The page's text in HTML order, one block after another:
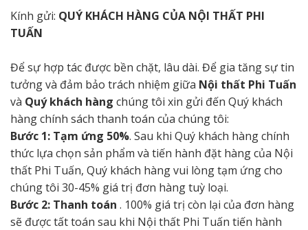
Kính gửi: QUÝ KHÁCH HÀNG CỦA NỘI THẤT PHI
TUẤN
Để sự hợp tác được bền chặt, lâu dài. Để gia tăng sự tin
tưởng và đảm bảo trách nhiệm giữa Nội thất Phi Tuấn
và Quý khách hàng chúng tôi xin gửi đến Quý khách
hàng chính sách thanh toán của chúng tôi:
Bước 1: Tạm ứng 50%. Sau khi Quý khách hàng chính
thức lựa chọn sản phẩm và tiến hành đặt hàng của Nội
thất Phi Tuấn, Quý khách hàng vui lòng tạm ứng cho
chúng tôi 30-45% giá trị đơn hàng tuỳ loại.
Bước 2: Thanh toán . 100% giá trị còn lại của đơn hàng
sẽ được tất toán sau khi Nội thất Phi Tuấn tiến hành